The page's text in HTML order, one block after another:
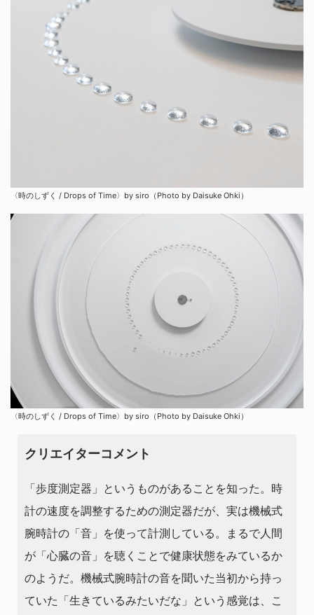
〈時のしずく / Drops of Time〉by siro（Photo by Daisuke Ohki）
〈時のしずく / Drops of Time〉by siro（Photo by Daisuke Ohki）
クリエイターコメント
「歩度測定器」というものがあることを知った。時
計の速度を調整するための測定器だが、実は機械式
腕時計の「音」を使って計測している。まるで人間
が「心臓の音」を聴くことで健康状態をみているか
のようだ。機械式腕時計の音を聞いた当初から持っ
ていた「生きているみたいだな」という感覚は、こ